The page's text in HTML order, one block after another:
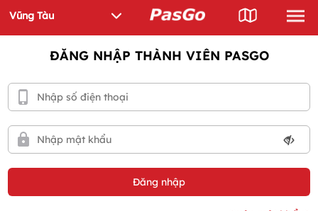
ĐĂNG NHẬP THÀNH VIÊN PASGO